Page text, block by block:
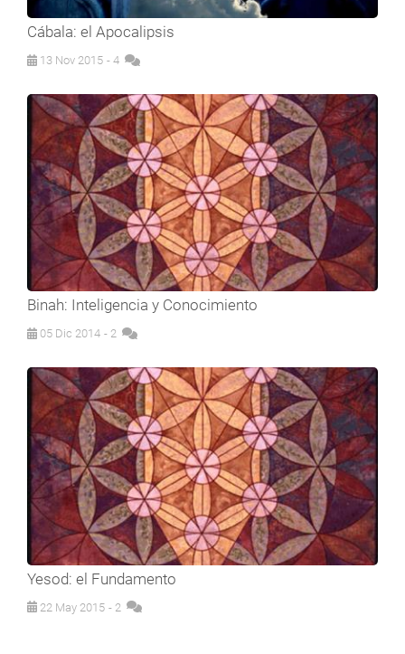
Cábala: el Apocalipsis
13 Nov 2015 - 4
Binah: Inteligencia y Conocimiento
05 Dic 2014 - 2
Yesod: el Fundamento
22 May 2015 - 2